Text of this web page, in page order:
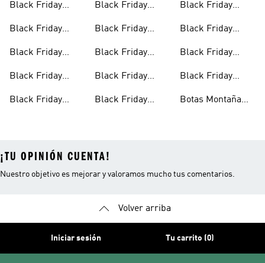
Black Friday
Black Friday
Para Mujer
Black Friday
Black Friday
Black Friday
Fútbol
Black Friday
De Hombre
Black Friday
Vestir De Hombre
Black Friday
Niños
Black Friday
Black Friday
Black Friday
Deportivas De
Fútbol
Black Friday
Invierno
Black Friday
Hombre
Black Friday
Deporte Para
Botas Montaña
¡TU OPINIÓN CUENTA!
Nuestro objetivo es mejorar y valoramos mucho tus comentarios.
Volver arriba
Iniciar sesión Tu carrito (0)